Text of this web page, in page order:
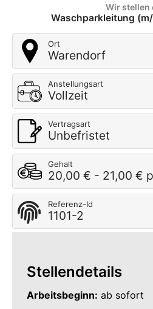
Wir stellen
Waschparkleitung
Ort
Warendorf
Anstellungsart
Vollzeit
Vertragsart
Unbefristet
Gehalt
20,00 € - 21,00 €
Referenz-Id
1101-2
Stellendetails
Arbeitsbeginn: ab sofort